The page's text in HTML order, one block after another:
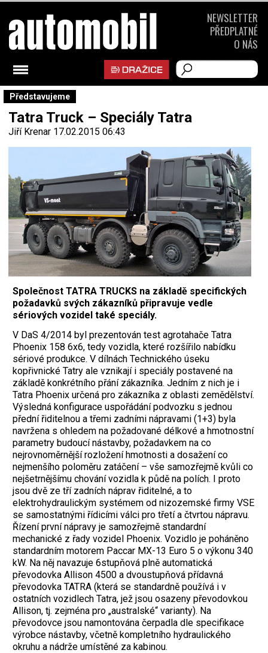
Představujeme
Tatra Truck – Speciály Tatra
Jiří Krenar 17.02.2015 06:43
Společnost TATRA TRUCKS na základě specifických
požadavků svých zákazníků připravuje vedle
sériových vozidel také speciály.
V DaS 4/2014 byl prezentován test agrotahače Tatra
Phoenix 158 6x6, tedy vozidla, které rozšířilo nabídku
sériové produkce. V dílnách Technického úseku
kopřivnické Tatry ale vznikají i speciály postavené na
základě konkrétního přání zákazníka. Jedním z nich je i
Tatra Phoenix určená pro zákazníka z oblasti zemědělství.
Výsledná konfigurace uspořádání podvozku s jednou
přední řiditelnou a třemi zadními nápravami (1+3) byla
navržena s ohledem na požadované délkové a hmotnostní
parametry budoucí nástavby, požadavkem na co
nejrovnoměrnější rozložení hmotnosti a dosažení co
nejmenšího poloměru zatáčení – vše samozřejmě kvůli co
nejšetrnějšímu chování vozidla k půdě na polích. I proto
jsou dvě ze tří zadních náprav řiditelné, a to
elektrohydraulickým systémem od nizozemské firmy VSE
se samostatnými řídicími válci pro třetí a čtvrtou nápravu.
Řízení první nápravy je samozřejmě standardní
mechanické z řady vozidel Phoenix. Vozidlo je poháněno
standardním motorem Paccar MX-13 Euro 5 o výkonu 340
kW. Na něj navazuje 6stupňová plně automatická
převodovka Allison 4500 a dvoustupňová přídavná
převodovka TATRA (která se standardně používá i v
ostatních vozidlech Tatra, jež jsou osazeny převodovkou
Allison, tj. zejména pro „australské“ varianty). Na
převodovce jsou namontována čerpadla dle specifikace
výrobce nástavby, včetně kompletního hydraulického
okruhu a nádrže umístěné za kabinou.
NEWSLETTER
PŘEDPLATNÉ
O NÁS